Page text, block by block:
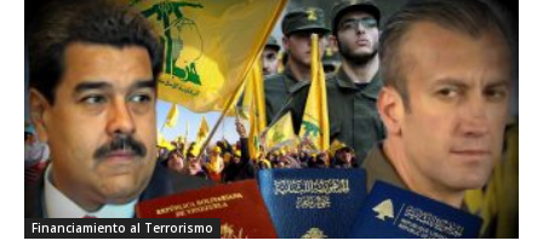
Financiamiento al Terrorismo